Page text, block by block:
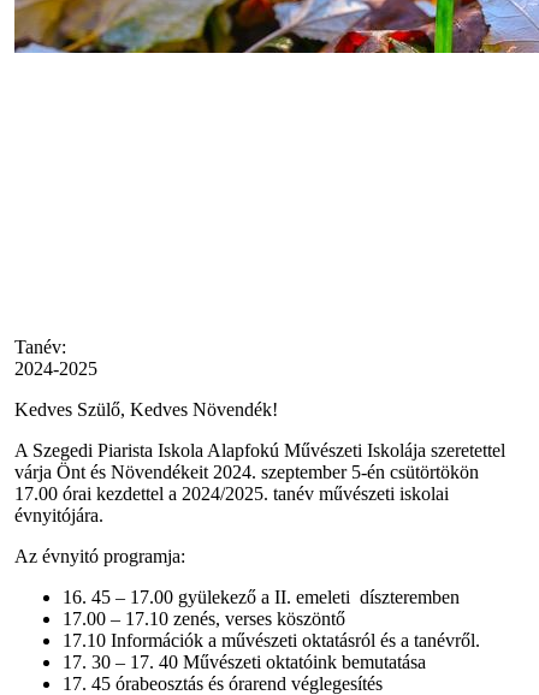
Tanév:
2024-2025
Kedves Szülő, Kedves Növendék!
A Szegedi Piarista Iskola Alapfokú Művészeti Iskolája szeretettel
várja Önt és Növendékeit 2024. szeptember 5-én csütörtökön
17.00 órai kezdettel a 2024/2025. tanév művészeti iskolai
évnyitójára.
Az évnyitó programja:
16. 45 – 17.00 gyülekező a II. emeleti díszteremben
17.00 – 17.10 zenés, verses köszöntő
17.10 Információk a művészeti oktatásról és a tanévről.
17. 30 – 17. 40 Művészeti oktatóink bemutatása
17. 45 órabeosztás és órarend véglegesítés